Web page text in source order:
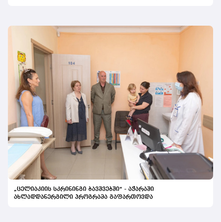
„ცელიაკიის სკრინინგი ბავშვებში“ - აჭარაში
ახლადდანერგილი პროგრამა გაფართოვდა